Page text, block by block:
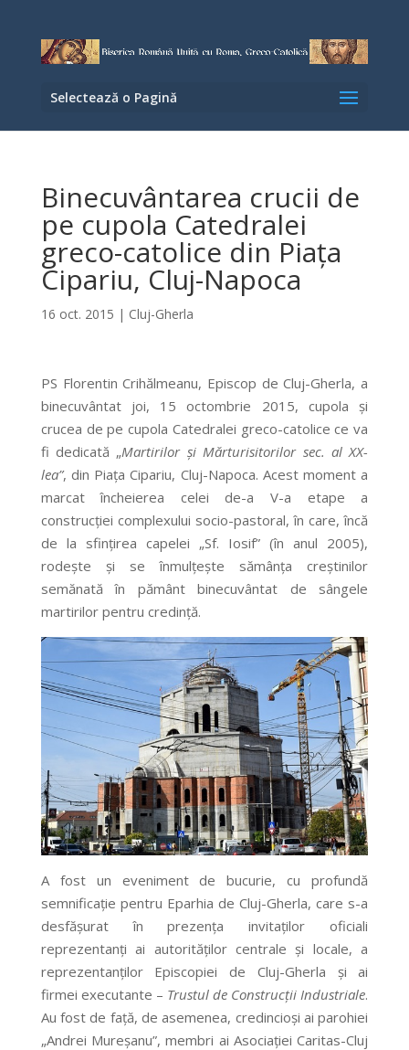
Selectează o Pagină
Binecuvântarea crucii de
pe cupola Catedralei
greco-catolice din Piața
Cipariu, Cluj-Napoca
16 oct. 2015 | Cluj-Gherla
PS Florentin Crihălmeanu, Episcop de Cluj-Gherla, a
binecuvântat joi, 15 octombrie 2015, cupola și
crucea de pe cupola Catedralei greco-catolice ce va
fi dedicată „Martirilor și Mărturisitorilor sec. al XX-
lea”, din Piața Cipariu, Cluj-Napoca. Acest moment a
marcat încheierea celei de-a V-a etape a
construcției complexului socio-pastoral, în care, încă
de la sfințirea capelei „Sf. Iosif” (în anul 2005),
rodește și se înmulțește sămânța creștinilor
semănată în pământ binecuvântat de sângele
martirilor pentru credință.
A fost un eveniment de bucurie, cu profundă
semnificație pentru Eparhia de Cluj-Gherla, care s-a
desfășurat în prezența invitaților oficiali
reprezentanți ai autorităților centrale și locale, a
reprezentanților Episcopiei de Cluj-Gherla și ai
firmei executante – Trustul de Construcții Industriale.
Au fost de față, de asemenea, credincioși ai parohiei
„Andrei Mureșanu”, membri ai Asociației Caritas-Cluj